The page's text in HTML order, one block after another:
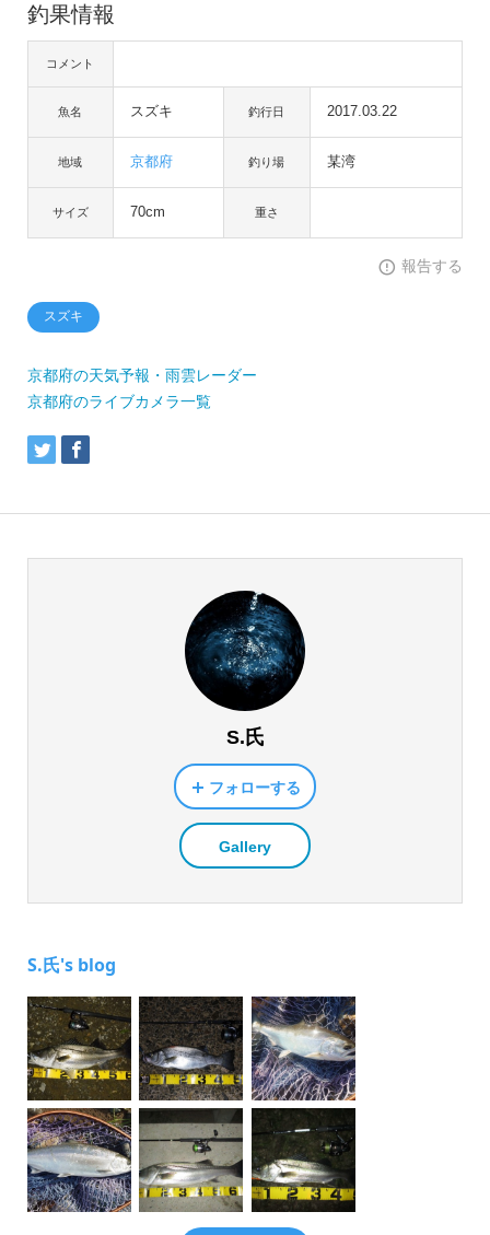
釣果情報
コメント
魚名 スズキ 釣行日 2017.03.22
地域 京都府 釣り場 某湾
サイズ 70cm 重さ
報告する
スズキ
京都府の天気予報・雨雲レーダー
京都府のライブカメラ一覧
S.氏
フォローする
Gallery
S.氏's blog